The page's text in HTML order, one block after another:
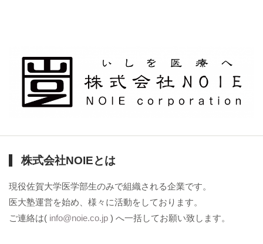
株式会社NOIEとは
現役佐賀大学医学部生のみで組織される企業です。
医大塾運営を始め、様々に活動をしております。
ご連絡は( info@noie.co.jp ) へ一括してお願い致します。